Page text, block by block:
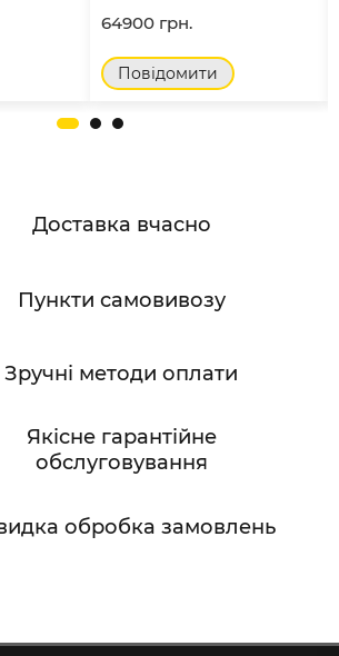
64900 грн.
Повідомити
Доставка вчасно
Пункти самовивозу
Зручні методи оплати
Якісне гарантійне
обслуговування
обробка замовлень